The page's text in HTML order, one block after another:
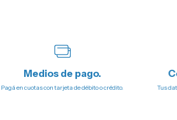
Medios de pago.
Pagá en cuotas con tarjeta de débito o crédito. Tus